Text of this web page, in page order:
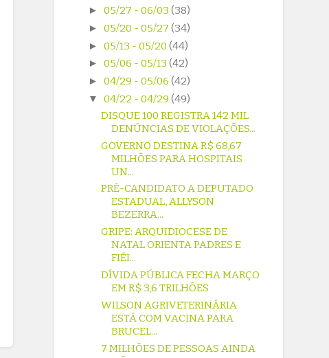
► 05/27 - 06/03 (38)
► 05/20 - 05/27 (34)
► 05/13 - 05/20 (44)
► 05/06 - 05/13 (42)
► 04/29 - 05/06 (42)
▼ 04/22 - 04/29 (49)
DISQUE 100 REGISTRA 142 MIL
DENÚNCIAS DE VIOLAÇÕES...
GOVERNO DESTINA R$ 68,67
MILHÕES PARA HOSPITAIS
UN...
PRÉ-CANDIDATO A DEPUTADO
ESTADUAL, ALLYSON
BEZERRA...
GRIPE: ARQUIDIOCESE DE
NATAL ORIENTA PADRES E
FIÉI...
DÍVIDA PÚBLICA FECHA MARÇO
EM R$ 3,6 TRILHÕES
WILSON AGRIVETERINÁRIA
ESTÁ COM VACINA PARA
BRUCEL...
7 MILHÕES DE PESSOAS AINDA